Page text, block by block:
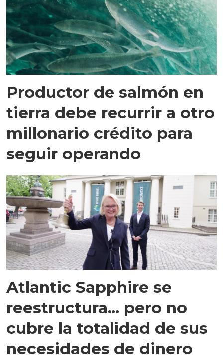
Productor de salmón en
tierra debe recurrir a otro
millonario crédito para
seguir operando
Atlantic Sapphire se
reestructura... pero no
cubre la totalidad de sus
necesidades de dinero